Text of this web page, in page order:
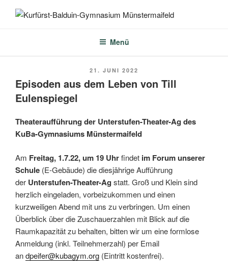
Inhalt
Menü
VERÖFFENTLICHT
AM
21. JUNI 2022
Episoden aus dem Leben von Till
Eulenspiegel
Theateraufführung der Unterstufen-Theater-Ag des
KuBa-Gymnasiums Münstermaifeld
Am Freitag, 1.7.22, um 19 Uhrfindet im Forum unserer
Schule (E-Gebäude) die diesjährige Aufführung
der Unterstufen-Theater-Ag statt. Groß und Klein sind
herzlich eingeladen, vorbeizukommen und einen
kurzweiligen Abend mit uns zu verbringen. Um einen
Überblick über die Zuschauerzahlen mit Blick auf die
Raumkapazität zu behalten, bitten wir um eine formlose
Anmeldung (inkl. Teilnehmerzahl) per Email
andpeifer@kubagym.org (Eintritt kostenfrei).